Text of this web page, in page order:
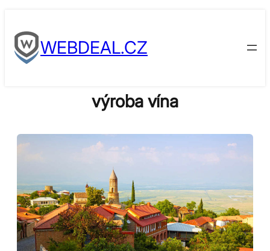
to
contentWEBDEAL.CZ
výroba vína